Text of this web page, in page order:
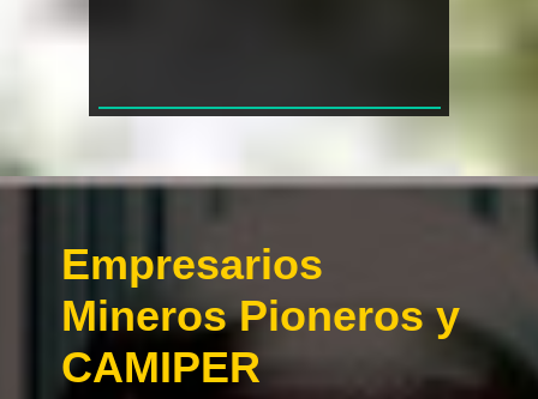
Empresarios
Mineros Pioneros y
CAMIPER